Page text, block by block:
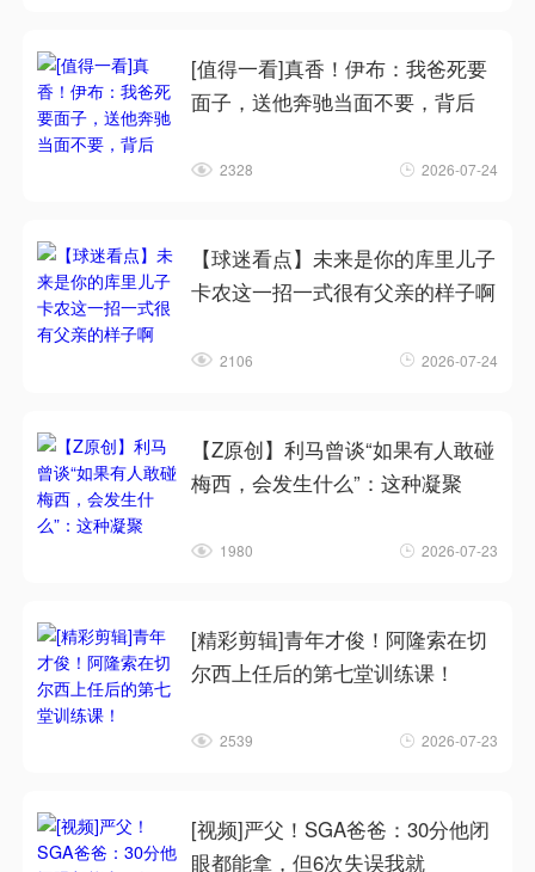
[值得一看]真香！伊布：我爸死要
面子，送他奔驰当面不要，背后
2328 2026-07-24
【球迷看点】未来是你的库里儿子
卡农这一招一式很有父亲的样子啊
2106 2026-07-24
【Z原创】利马曾谈“如果有人敢碰
梅西，会发生什么”：这种凝聚
1980 2026-07-23
[精彩剪辑]青年才俊！阿隆索在切
尔西上任后的第七堂训练课！
2539 2026-07-23
[视频]严父！SGA爸爸：30分他闭
眼都能拿，但6次失误我就